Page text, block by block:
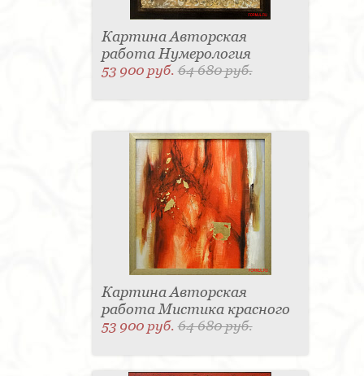
Картина Авторская
работа Нумерология
53 900 руб.64 680 руб.
Картина Авторская
работа Мистика красного
53 900 руб.64 680 руб.